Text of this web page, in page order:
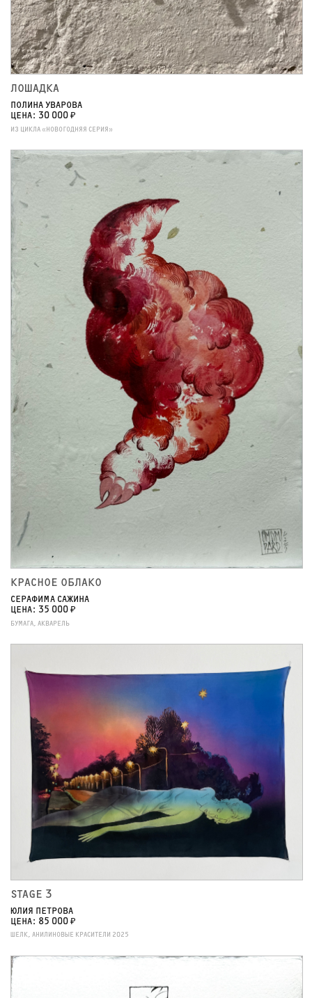
ЛОШАДКА
ПОЛИНА УВАРОВА
ЦЕНА: 30 000 ₽
ИЗ ЦИКЛА «НОВОГОДНЯЯ СЕРИЯ»
КРАСНОЕ ОБЛАКО
СЕРАФИМА САЖИНА
ЦЕНА: 35 000 ₽
БУМАГА, АКВАРЕЛЬ
STAGE 3
ЮЛИЯ ПЕТРОВА
ЦЕНА: 85 000 ₽
ШЕЛК, АНИЛИНОВЫЕ КРАСИТЕЛИ 2025